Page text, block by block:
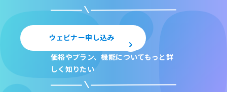
ウェビナー申し込み
価格やプラン、機能についてもっと詳
しく知りたい